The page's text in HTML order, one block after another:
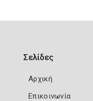
Σελίδες
Αρχική
Επικοινωνία